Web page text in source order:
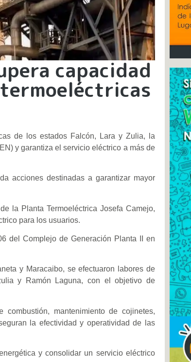
capacidad
de los estados Falcón, Lara y Zulia, la
y garantiza el servicio eléctrico a más de
acciones destinadas a garantizar mayor
la Planta Termoeléctrica Josefa Camejo,
para los usuarios.
del Complejo de Generación Planta II en
y Maracaibo, se efectuaron labores de
y Ramón Laguna, con el objetivo de
mantenimiento de cojinetes,
la efectividad y operatividad de las
y consolidar un servicio eléctrico